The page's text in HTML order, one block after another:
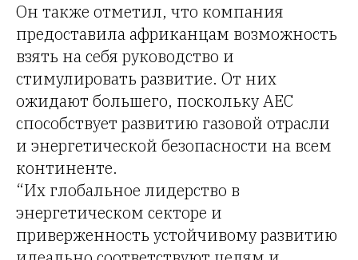
Он также отметил, что компания
предоставила африканцам возможность
взять на себя руководство и
стимулировать развитие. От них
ожидают большего, поскольку AEC
способствует развитию газовой отрасли
и энергетической безопасности на всем
континенте.
“Их глобальное лидерство в
энергетическом секторе и
приверженность устойчивому развитию